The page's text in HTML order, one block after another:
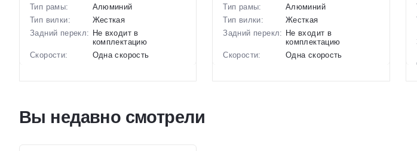
Тип рамы:
Алюминий
Тип вилки:
Жесткая
Задний перекл: Не входит в
комплектацию
Скорости:
Одна скорость
Цвет-размер в
наличии:
Желтый
Тип рамы:
Алюминий
Тип вилки:
Жесткая
Задний перекл: Не входит в
комплектацию
Скорости:
Одна скорость
Вы недавно смотрели